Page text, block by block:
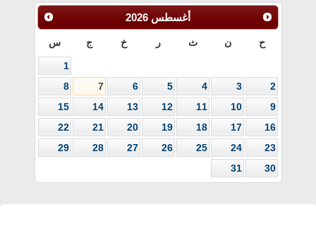
أغسطس 2026
ح ن ث ر خ ج س
1
2
3
4
5
6
7
8
9
10
11
12
13
14
15
16
17
18
19
20
21
22
23
24
25
26
27
28
29
30
31